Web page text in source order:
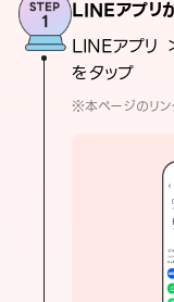
LINEアプリ
LINEアプリ
をタップ
※本ページのリ